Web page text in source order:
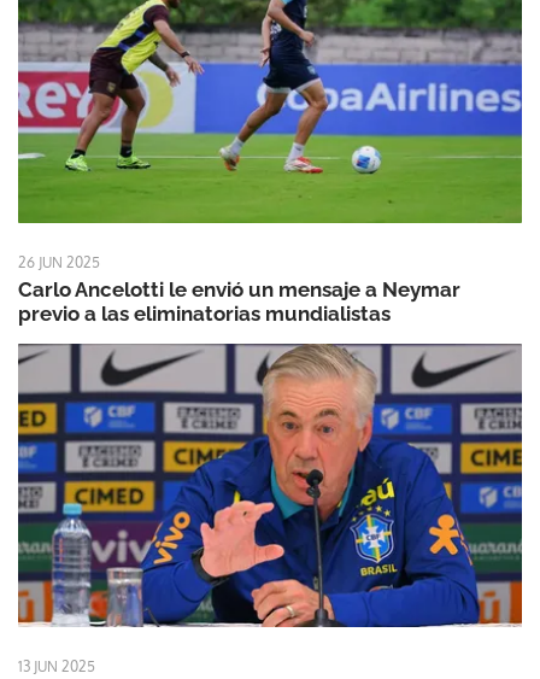
26 JUN 2025
Carlo Ancelotti le envió un mensaje a Neymar
previo a las eliminatorias mundialistas
13 JUN 2025